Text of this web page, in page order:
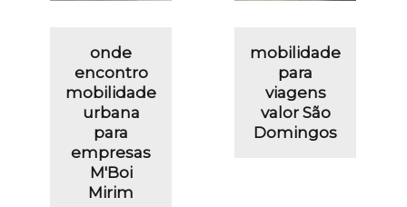
onde
encontro
mobilidade
urbana
para
empresas
M'Boi
Mirim
mobilidade
para
viagens
valor São
Domingos